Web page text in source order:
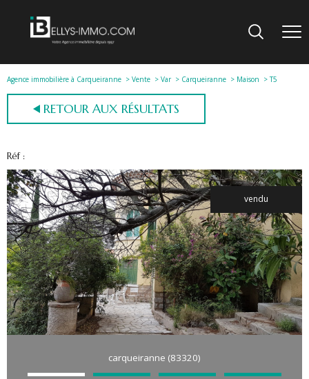
Agence immobilière à Carqueiranne Vente Var Carqueiranne Maison T5
RETOUR AUX RÉSULTATS
Réf :
vendu
carqueiranne (83320)